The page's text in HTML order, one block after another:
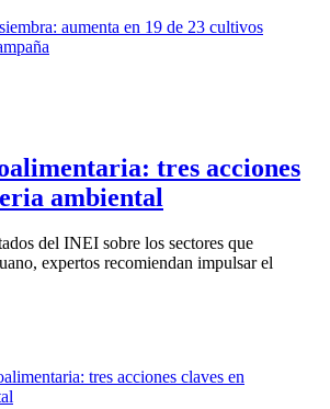
tres acciones
ambiental
del INEI sobre los sectores que
expertos recomiendan impulsar el